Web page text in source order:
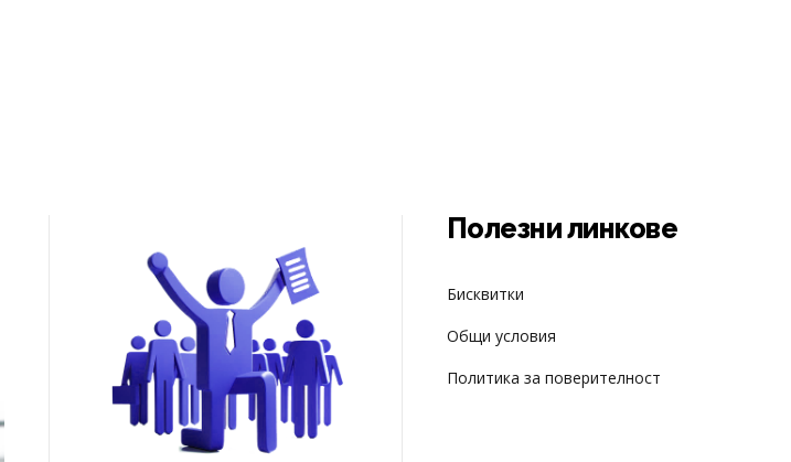
Полезни линкове
Бисквитки
Общи условия
Пoлитика за поверителност